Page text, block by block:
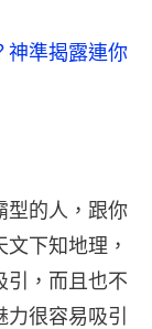
神準揭露連你
型的人，跟你
下知地理，
引，而且也不
很容易吸引